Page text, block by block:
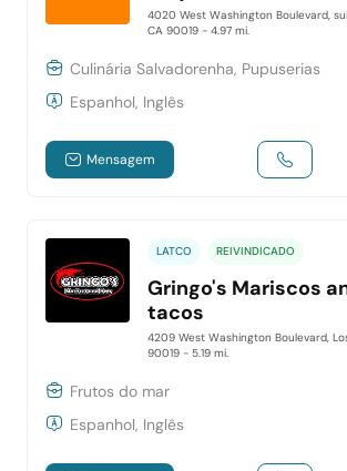
4020 West Washington Boulevard,
CA 90019 - 4.97 mi.
Culinária Salvadorenha, Pupuserias
Espanhol, Inglês
Mensagem
LATCO REIVINDICADO
Gringo's Mariscos
tacos
4209 West Washington Boulevard,
90019 - 5.19 mi.
Frutos do mar
Espanhol, Inglês